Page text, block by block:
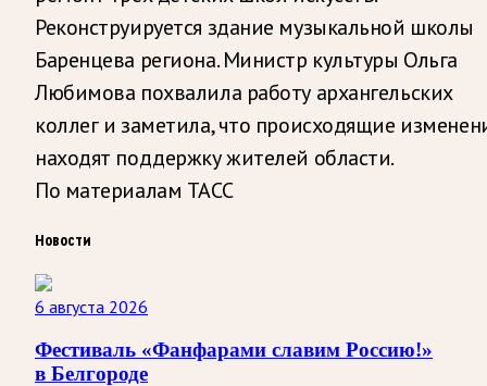
Реконструируется здание музыкальной школы
Баренцева региона. Министр культуры Ольга
Любимова похвалила работу архангельских
коллег и заметила, что происходящие
находят поддержку жителей области.
По материалам ТАСС
Новости
6 августа 2026
Фестиваль «Фанфарами славим Россию!»
в Белгороде